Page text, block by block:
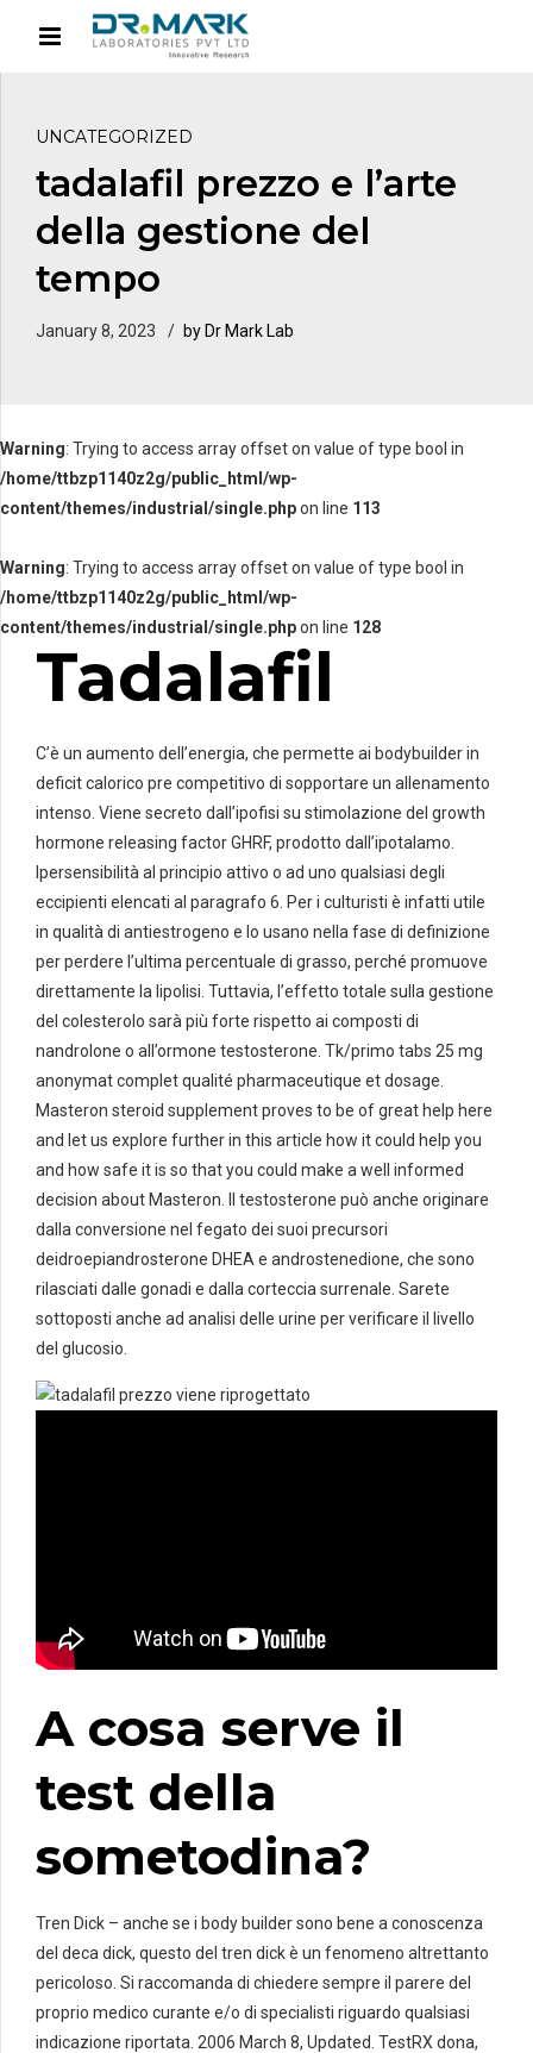
UNCATEGORIZED
tadalafil prezzo e l’arte
della gestione del
tempo
January 8, 2023 by Dr Mark Lab
Warning: Trying to access array offset on value of type bool in
/home/ttbzp1140z2g/public_html/wp-
content/themes/industrial/single.phpon line 113
Warning: Trying to access array offset on value of type bool in
/home/ttbzp1140z2g/public_html/wp-
content/themes/industrial/single.phpon line 128
Tadalafil
C’è un aumento dell’energia, che permette ai bodybuilder in
deficit calorico pre competitivo di sopportare un allenamento
intenso. Viene secreto dall’ipofisi su stimolazione del growth
hormone releasing factor GHRF, prodotto dall’ipotalamo.
Ipersensibilità al principio attivo o ad uno qualsiasi degli
eccipienti elencati al paragrafo 6. Per i culturisti è infatti utile
in qualità di antiestrogeno e lo usano nella fase di definizione
per perdere l’ultima percentuale di grasso, perché promuove
direttamente la lipolisi. Tuttavia, l’effetto totale sulla gestione
del colesterolo sarà più forte rispetto ai composti di
nandrolone o all’ormone testosterone. Tk/primo tabs 25 mg
anonymat complet qualité pharmaceutique et dosage.
Masteron steroid supplement proves to be of great help here
and let us explore further in this article how it could help you
and how safe it is so that you could make a well informed
decision about Masteron. Il testosterone può anche originare
dalla conversione nel fegato dei suoi precursori
deidroepiandrosterone DHEA e androstenedione, che sono
rilasciati dalle gonadi e dalla corteccia surrenale. Sarete
sottoposti anche ad analisi delle urine per verificare il livello
del glucosio.
A cosa serve il
test della
sometodina?
Tren Dick – anche se i body builder sono bene a conoscenza
del deca dick, questo del tren dick è un fenomeno altrettanto
pericoloso. Si raccomanda di chiedere sempre il parere del
proprio medico curante e/o di specialisti riguardo qualsiasi
indicazione riportata. 2006 March 8, Updated. TestRX dona,